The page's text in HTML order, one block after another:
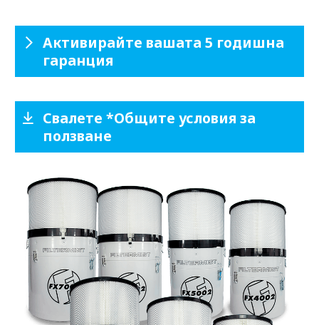
Активирайте вашата 5 годишна
гаранция
Свалете *Общите условия за
ползване